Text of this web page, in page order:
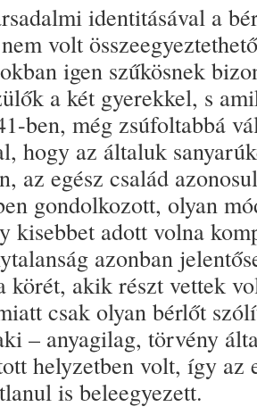
identitásával a
volt
igen szűkösnek
a két gyerekkel, s
ben, még zsúfoltabbá
hogy az általuk
az egész család
gondolkozott, olyan
kisebbet adott volna
azonban
körét, akik részt vettek
csak olyan bérlőt
– anyagilag, törvény
helyzetben volt, így az
is beleegyezett.